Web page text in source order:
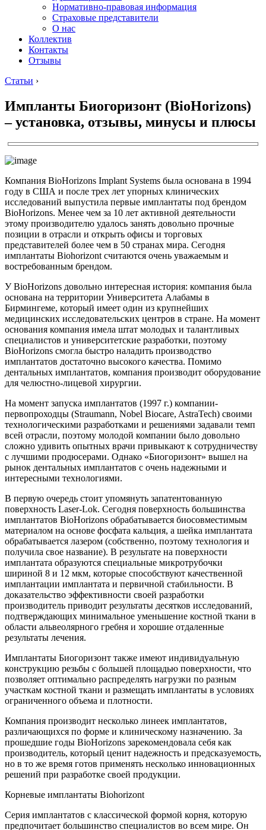
Нормативно-правовая информация
Страховые представители
О нас
Коллектив
Контакты
Отзывы
Статьи ›
Импланты Биогоризонт (BioHorizons)
– установка, отзывы, минусы и плюсы
Компания BioHorizons Implant Systems была основана в 1994
году в США и после трех лет упорных клинических
исследований выпустила первые имплантаты под брендом
BioHorizons. Менее чем за 10 лет активной деятельности
этому производителю удалось занять довольно прочные
позиции в отрасли и открыть офисы и торговых
представителей более чем в 50 странах мира. Сегодня
имплантаты Biohorizont считаются очень уважаемым и
востребованным брендом.
У BioHorizons довольно интересная история: компания была
основана на территории Университета Алабамы в
Бирмингеме, который имеет один из крупнейших
медицинских исследовательских центров в стране. На момент
основания компания имела штат молодых и талантливых
специалистов и университетские разработки, поэтому
BioHorizons смогла быстро наладить производство
имплантатов достаточно высокого качества. Помимо
дентальных имплантатов, компания производит оборудование
для челюстно-лицевой хирургии.
На момент запуска имплантатов (1997 г.) компании-
первопроходцы (Straumann, Nobel Biocare, AstraTech) своими
технологическими разработками и решениями задавали темп
всей отрасли, поэтому молодой компании было довольно
сложно удивить опытных врачи привыкают к сотрудничеству
с лучшими продюсерами. Однако «Биогоризонт» вышел на
рынок дентальных имплантатов с очень надежными и
интересными технологиями.
В первую очередь стоит упомянуть запатентованную
поверхность Laser-Lok. Сегодня поверхность большинства
имплантатов BioHorizons обрабатывается биосовместимым
материалом на основе фосфата кальция, а шейка имплантата
обрабатывается лазером (собственно, поэтому технология и
получила свое название). В результате на поверхности
имплантата образуются специальные микротрубочки
шириной 8 и 12 мкм, которые способствуют качественной
имплантации имплантата и первичной стабильности. В
доказательство эффективности своей разработки
производитель приводит результаты десятков исследований,
подтверждающих минимальное уменьшение костной ткани в
области альвеолярного гребня и хорошие отдаленные
результаты лечения.
Имплантаты Биогоризонт также имеют индивидуальную
конструкцию резьбы с большей площадью поверхности, что
позволяет оптимально распределять нагрузки по разным
участкам костной ткани и размещать имплантаты в условиях
ограниченного объема и плотности.
Компания производит несколько линеек имплантатов,
различающихся по форме и клиническому назначению. За
прошедшие годы BioHorizons зарекомендовала себя как
производитель, который ценит надежность и предсказуемость,
но в то же время готов применять несколько инновационных
решений при разработке своей продукции.
Корневые имплантаты Biohorizont
Серия имплантатов с классической формой корня, которую
предпочитает большинство специалистов во всем мире. Он